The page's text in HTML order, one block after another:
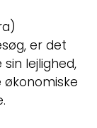
er det
lejlighed,